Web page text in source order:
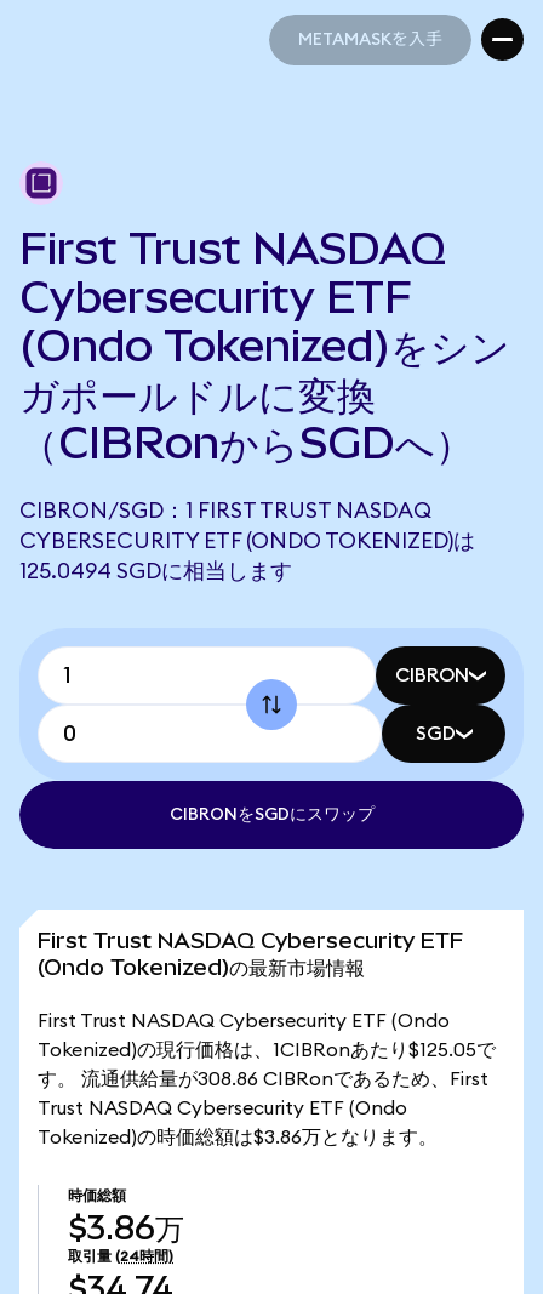
METAMASKを入手
First Trust NASDAQ
Cybersecurity ETF
(Ondo Tokenized)をシン
ガポールドルに変換
（CIBRonからSGDへ）
CIBRON/SGD：1 FIRST TRUST NASDAQ
CYBERSECURITY ETF (ONDO TOKENIZED)は
125.0494 SGDに相当します
CIBRON
SGD
CIBRONをSGDにスワップ
First Trust NASDAQ Cybersecurity ETF
(Ondo Tokenized)の最新市場情報
First Trust NASDAQ Cybersecurity ETF (Ondo
Tokenized)の現行価格は、1CIBRonあたり$125.05で
す。 流通供給量が308.86 CIBRonであるため、First
Trust NASDAQ Cybersecurity ETF (Ondo
Tokenized)の時価総額は$3.86万となります。
時価総額
$3.86万
取引量 (24時間)